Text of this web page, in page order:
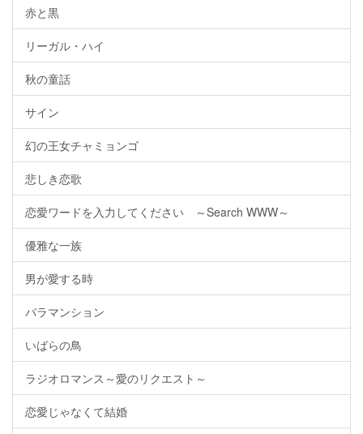
赤と黒
リーガル・ハイ
秋の童話
サイン
幻の王女チャミョンゴ
悲しき恋歌
恋愛ワードを入力してください ～Search WWW～
優雅な一族
男が愛する時
バラマンション
いばらの鳥
ラジオロマンス～愛のリクエスト～
恋愛じゃなくて結婚